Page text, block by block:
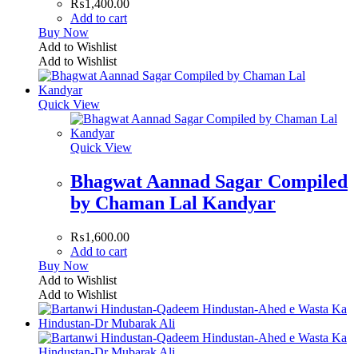
₨1,400.00
Add to cart
Buy Now
Add to Wishlist
Add to Wishlist
Quick View
Quick View
Bhagwat Aannad Sagar Compiled
by Chaman Lal Kandyar
₨1,600.00
Add to cart
Buy Now
Add to Wishlist
Add to Wishlist